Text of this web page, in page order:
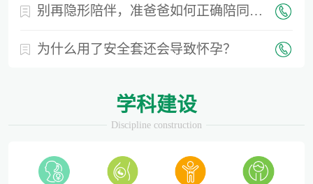
别再隐形陪伴，准爸爸如何正确陪同产检？
为什么用了安全套还会导致怀孕？
学科建设
Discipline construction